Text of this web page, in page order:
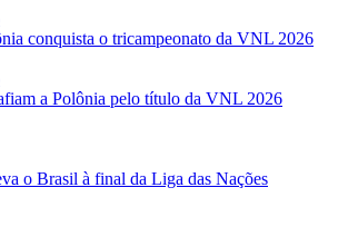
conquista o tricampeonato da VNL 2026
a Polônia pelo título da VNL 2026
o Brasil à final da Liga das Nações